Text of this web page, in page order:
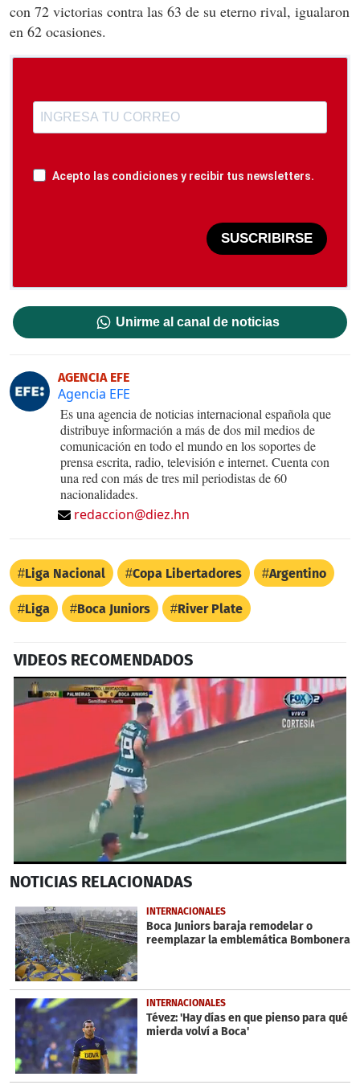
con 72 victorias contra las 63 de su eterno rival, igualaron
en 62 ocasiones.
Acepto las condiciones y recibir tus newsletters.
SUSCRIBIRSE
Unirme al canal de noticias
AGENCIA EFE
Agencia EFE
Es una agencia de noticias internacional española que
distribuye información a más de dos mil medios de
comunicación en todo el mundo en los soportes de
prensa escrita, radio, televisión e internet. Cuenta con
una red con más de tres mil periodistas de 60
nacionalidades.
redaccion@diez.hn
Liga Nacional Copa Libertadores Argentino
Liga Boca Juniors River Plate
VIDEOS RECOMENDADOS
seconds
1
minute,
52
seconds
NOTICIAS RELACIONADAS
INTERNACIONALES
Boca Juniors baraja remodelar o
reemplazar la emblemática Bombonera
INTERNACIONALES
Tévez: 'Hay días en que pienso para qué
mierda volví a Boca'